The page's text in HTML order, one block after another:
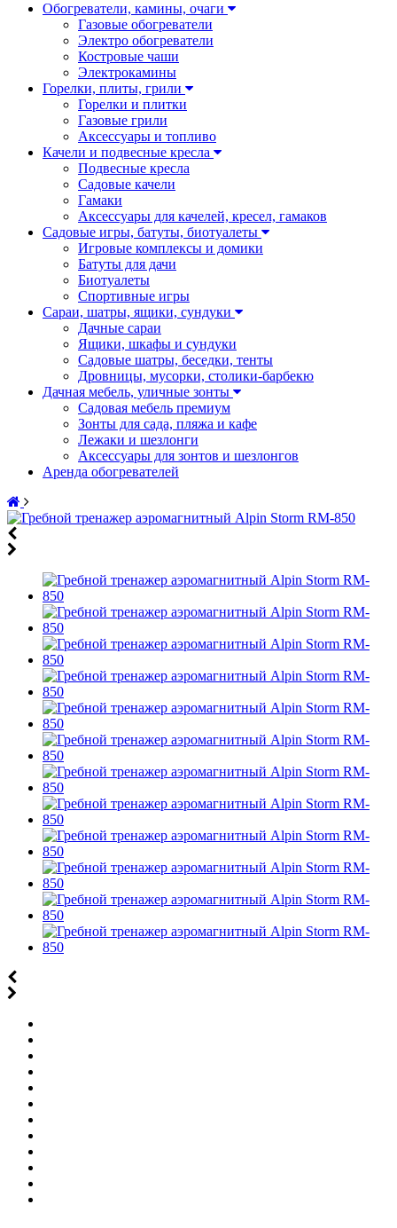
Обогреватели, камины, очаги
Газовые обогреватели
Электро обогреватели
Костровые чаши
Электрокамины
Горелки, плиты, грили
Горелки и плитки
Газовые грили
Аксессуары и топливо
Качели и подвесные кресла
Подвесные кресла
Садовые качели
Гамаки
Аксессуары для качелей, кресел, гамаков
Садовые игры, батуты, биотуалеты
Игровые комплексы и домики
Батуты для дачи
Биотуалеты
Спортивные игры
Сараи, шатры, ящики, сундуки
Дачные сараи
Ящики, шкафы и сундуки
Садовые шатры, беседки, тенты
Дровницы, мусорки, столики-барбекю
Дачная мебель, уличные зонты
Садовая мебель премиум
Зонты для сада, пляжа и кафе
Лежаки и шезлонги
Аксессуары для зонтов и шезлонгов
Аренда обогревателей